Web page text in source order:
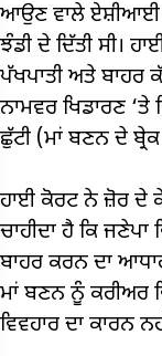
ਆਉਣ ਵਾਲੇ ਏਸ਼ੀਆਈ
ਝੰਡੀ ਦੇ ਦਿੱਤੀ ਸੀ।
ਪੱਖਪਾਤੀ ਅਤੇ ਬਾਹਰ
ਨਾਮਵਰ ਖਿਡਾਰਣ
ਛੁੱਟੀ (ਮਾਂ ਬਣਨ ਦੇ
ਹਾਈ ਕੋਰਟ ਨੇ ਜ਼ੋਰ ਦੇ
ਚਾਹੀਦਾ ਹੈ ਕਿ
ਬਾਹਰ ਕਰਨ ਦਾ
ਮਾਂ ਬਣਨ ਨੂੰ ਕਰੀਅਰ
ਵਿਵਹਾਰ ਦਾ ਕਾਰਨ